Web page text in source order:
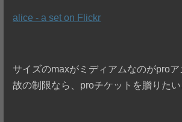
alice - a set on Flickr
サイズのmaxがミディアムなのがpro
故の制限なら、proチケットを贈りた